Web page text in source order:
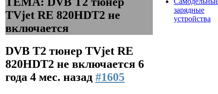
TVjet RE 820HDT2 не
включается
DVB T2 тюнер TVjet RE
820HDT2 не включается 6
года 4 мес. назад #1605
зарядные
устройства